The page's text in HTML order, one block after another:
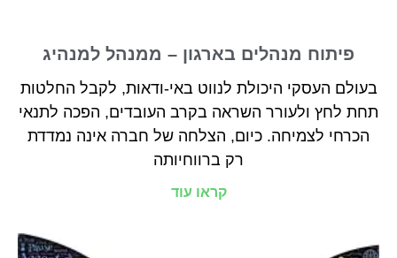
פיתוח מנהלים בארגון – ממנהל למנהיג
בעולם העסקי היכולת לנווט באי-ודאות, לקבל החלטות
תחת לחץ ולעורר השראה בקרב העובדים, הפכה לתנאי
הכרחי לצמיחה. כיום, הצלחה של חברה אינה נמדדת
רק ברווחיותה
קראו עוד